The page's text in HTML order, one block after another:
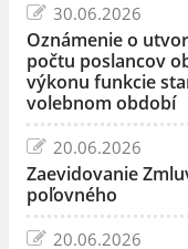
30.06.2026
Oznámenie o
počtu poslancov
výkonu funkcie
volebnom období
20.06.2026
Zaevidovanie
poľovného
20.06.2026